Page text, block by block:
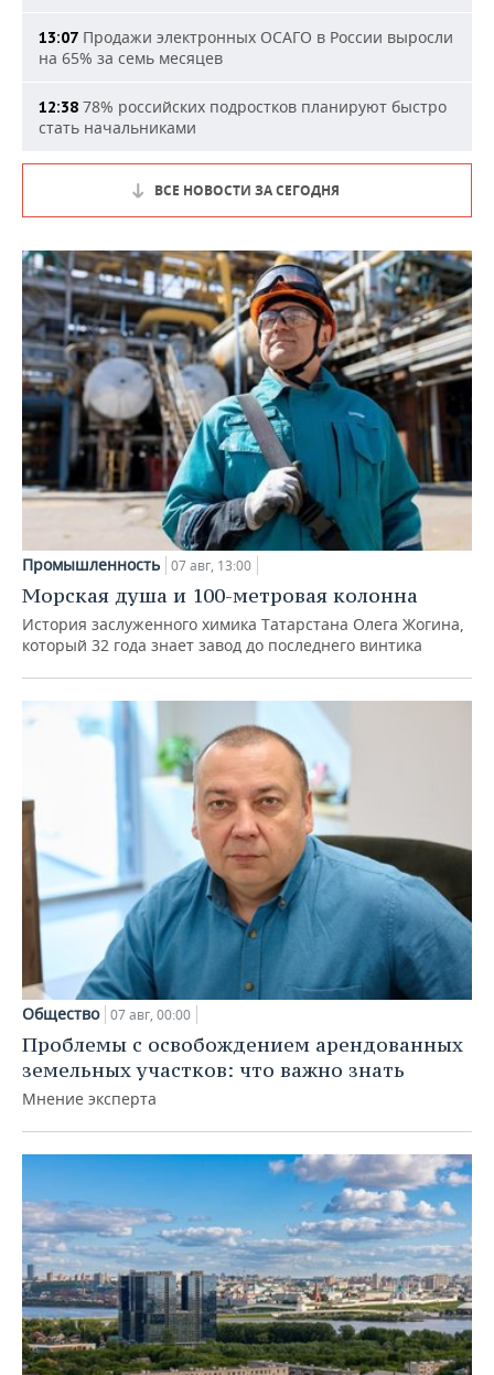
13:07 Продажи электронных ОСАГО в России выросли
на 65% за семь месяцев
12:38 78% российских подростков планируют быстро
стать начальниками
ВСЕ НОВОСТИ ЗА СЕГОДНЯ
Промышленность 07 авг, 13:00
Морская душа и 100-метровая колонна
История заслуженного химика Татарстана Олега Жогина,
который 32 года знает завод до последнего винтика
Общество 07 авг, 00:00
Проблемы с освобождением арендованных
земельных участков: что важно знать
Мнение эксперта